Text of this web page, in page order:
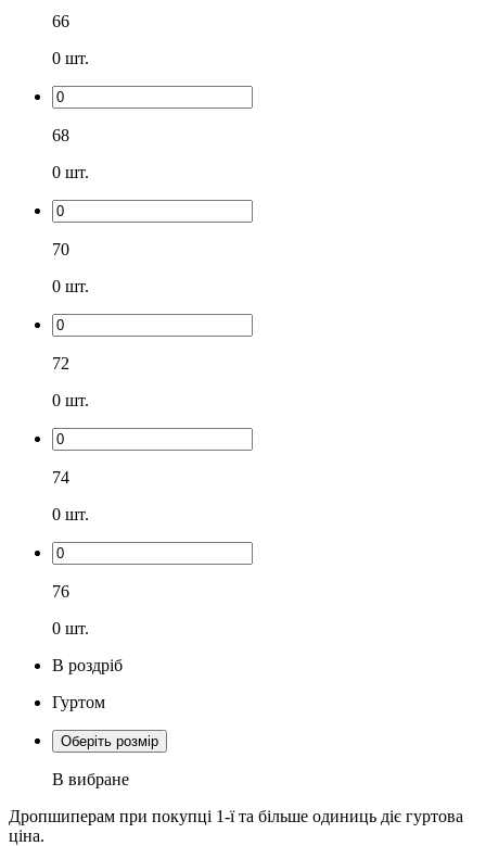
66
0 шт.
68
0 шт.
70
0 шт.
72
0 шт.
74
0 шт.
76
0 шт.
В роздріб
Гуртом
Оберіть розмір
В вибране
Дропшиперам при покупці 1-ї та більше одиниць діє гуртова
ціна.